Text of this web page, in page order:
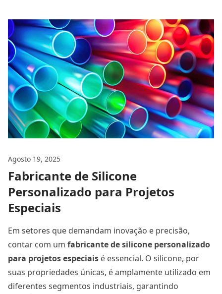
Agosto 19, 2025
Fabricante de Silicone
Personalizado para Projetos
Especiais
Em setores que demandam inovação e precisão,
contar com um fabricante de silicone personalizado
para projetos especiais é essencial. O silicone, por
suas propriedades únicas, é amplamente utilizado em
diferentes segmentos industriais, garantindo